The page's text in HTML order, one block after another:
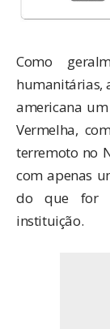
Como
humanitárias,
americana
Vermelha,
terremoto no
com apenas
do que for
instituição.